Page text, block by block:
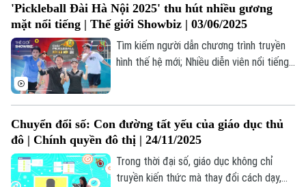
tin Thế giới Showbiz hôm nay.
'Pickleball Đài Hà Nội 2025' thu hút nhiều gương
mặt nổi tiếng | Thế giới Showbiz | 03/06/2025
Tìm kiếm người dẫn chương trình truyền
hình thế hệ mới; Nhiều diễn viên nổi tiếng
Thế giới Showbiz hôm nay.
Chuyển đổi số: Con đường tất yếu của giáo dục thủ
đô | Chính quyền đô thị | 24/11/2025
Trong thời đại số, giáo dục không chỉ
truyền kiến thức mà thay đổi cách dạy,